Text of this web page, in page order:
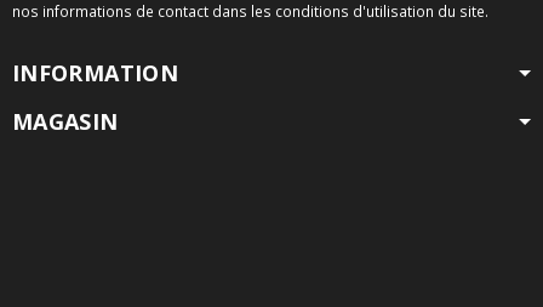
nos informations de contact dans les conditions d'utilisation du site.
INFORMATION
MAGASIN